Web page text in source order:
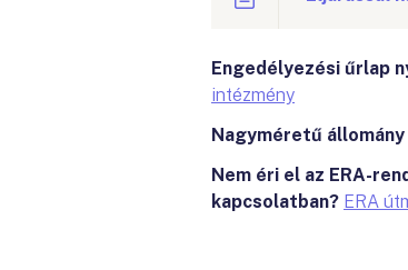
Engedélyezési űrlap
intézmény
Nagyméretű
Nem éri el az ERA-
kapcsolatban? ERA